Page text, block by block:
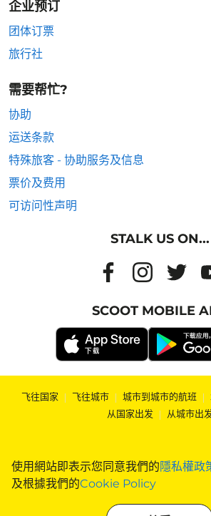
使用網站即表示您同意我們的隱私權政
及根據我們的Cookie Policy
企业预订
团体订票
旅行社
需要帮忙?
协助
运送条款
特殊旅客 - 协助服务及信息
票价及费用
可访问性声明
STALK US ON...
SCOOT MOBILE
飞往国家 | 飞往城市 | 城市到城市的航班 |
从国家出发 | 从城市出